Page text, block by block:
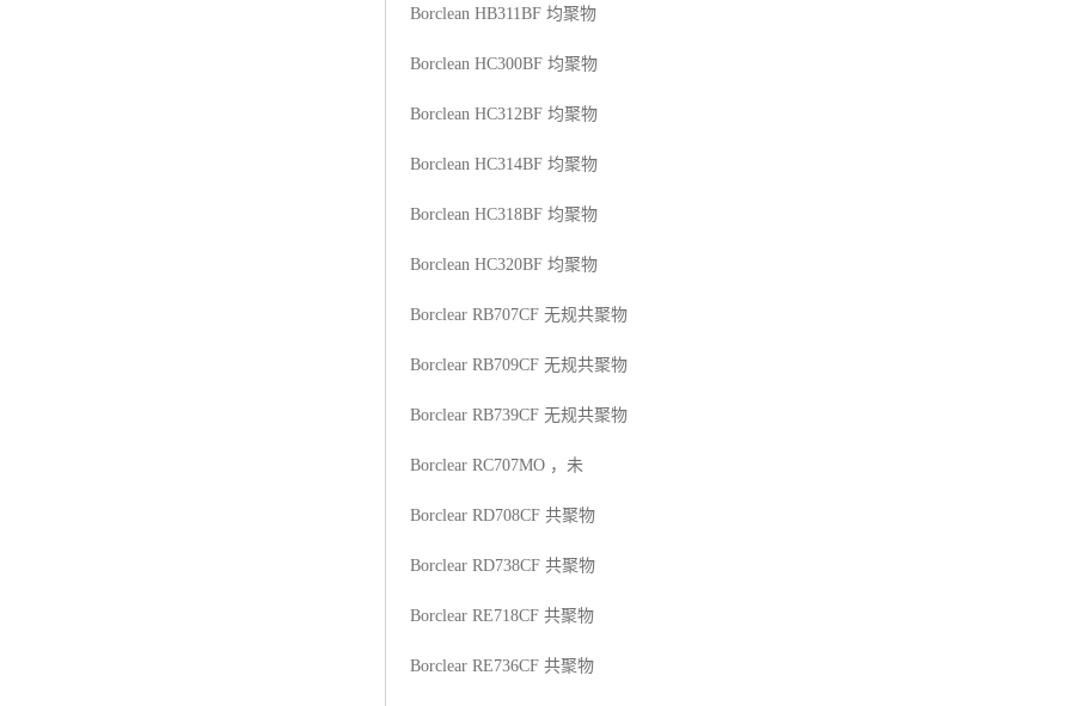
Borclean HB311BF 均聚物
Borclean HC300BF 均聚物
Borclean HC312BF 均聚物
Borclean HC314BF 均聚物
Borclean HC318BF 均聚物
Borclean HC320BF 均聚物
Borclear RB707CF 无规共聚物
Borclear RB709CF 无规共聚物
Borclear RB739CF 无规共聚物
Borclear RC707MO ，未
Borclear RD708CF 共聚物
Borclear RD738CF 共聚物
Borclear RE718CF 共聚物
Borclear RE736CF 共聚物